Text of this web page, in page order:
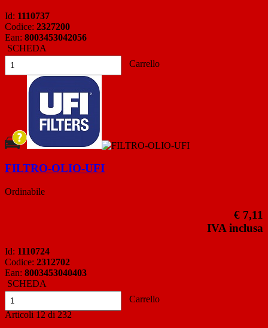
Id: 1110737
Codice: 2327200
Ean: 8003453042056
SCHEDA
Carrello
FILTRO-OLIO-UFI
Ordinabile
€ 7,11
IVA inclusa
Id: 1110724
Codice: 2312702
Ean: 8003453040403
SCHEDA
Carrello
Articoli 12 di 232